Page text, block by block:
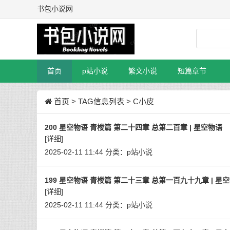
书包小说网
首页 p站小说 繁文小说 短篇章节
首页 > TAG信息列表 > C小皮
200 星空物语 青楼篇 第二十四章 总第二百章 | 星空物语
[详细]
2025-02-11 11:44 分类： p站小说
199 星空物语 青楼篇 第二十三章 总第一百九十九章 | 星
[详细]
2025-02-11 11:44 分类： p站小说